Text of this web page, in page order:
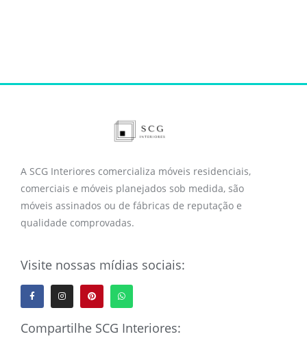
A SCG Interiores comercializa móveis residenciais,
comerciais e móveis planejados sob medida, são
móveis assinados ou de fábricas de reputação e
qualidade comprovadas.
Visite nossas mídias sociais:
Compartilhe SCG Interiores: